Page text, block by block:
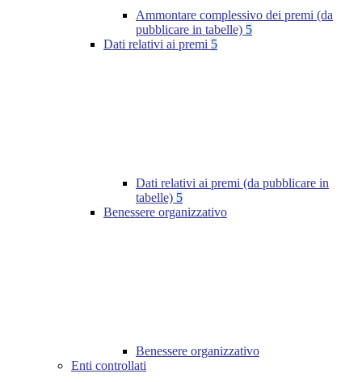
Ammontare complessivo dei premi (da
pubblicare in tabelle) 5
Dati relativi ai premi 5
Dati relativi ai premi (da pubblicare in
tabelle) 5
Benessere organizzativo
Benessere organizzativo
Enti controllati